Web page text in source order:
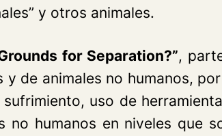
y otros animales.
for Separation?”,
de animales no humanos,
uso de
humanos en niveles que